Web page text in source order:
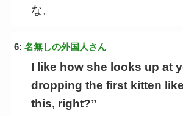
な。
6: 名無しの外国人さん
I like how she looks up at
dropping the first kitten
this, right?”